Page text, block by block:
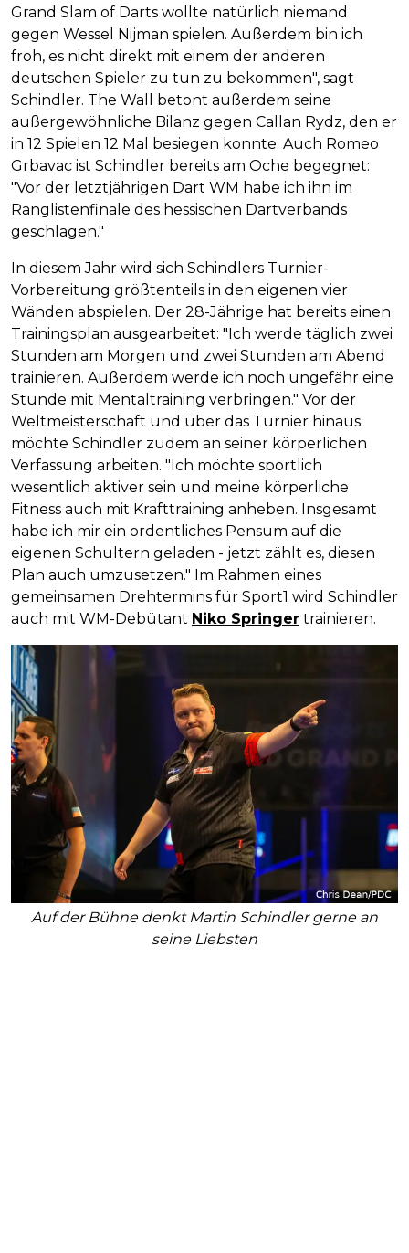
Grand Slam of Darts wollte natürlich niemand
gegen Wessel Nijman spielen. Außerdem bin ich
froh, es nicht direkt mit einem der anderen
deutschen Spieler zu tun zu bekommen", sagt
Schindler. The Wall betont außerdem seine
außergewöhnliche Bilanz gegen Callan Rydz, den er
in 12 Spielen 12 Mal besiegen konnte. Auch Romeo
Grbavac ist Schindler bereits am Oche begegnet:
"Vor der letztjährigen Dart WM habe ich ihn im
Ranglistenfinale des hessischen Dartverbands
geschlagen."
In diesem Jahr wird sich Schindlers Turnier-
Vorbereitung größtenteils in den eigenen vier
Wänden abspielen. Der 28-Jährige hat bereits einen
Trainingsplan ausgearbeitet: "Ich werde täglich zwei
Stunden am Morgen und zwei Stunden am Abend
trainieren. Außerdem werde ich noch ungefähr eine
Stunde mit Mentaltraining verbringen." Vor der
Weltmeisterschaft und über das Turnier hinaus
möchte Schindler zudem an seiner körperlichen
Verfassung arbeiten. "Ich möchte sportlich
wesentlich aktiver sein und meine körperliche
Fitness auch mit Krafttraining anheben. Insgesamt
habe ich mir ein ordentliches Pensum auf die
eigenen Schultern geladen - jetzt zählt es, diesen
Plan auch umzusetzen." Im Rahmen eines
gemeinsamen Drehtermins für Sport1 wird Schindler
auch mit WM-Debütant Niko Springer trainieren.
Auf der Bühne denkt Martin Schindler gerne an
seine Liebsten